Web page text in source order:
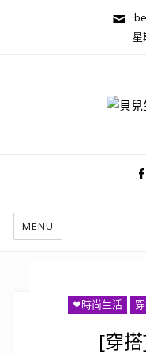
星
MENU
❤時尚生活
[穿